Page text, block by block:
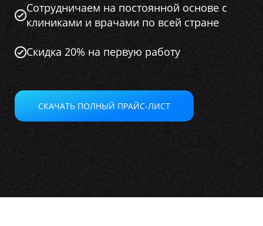
Сотрудничаем на постоянной основе с
клиниками и врачами по всей стране
Скидка 20% на первую работу
СКАЧАТЬ ПОЛНЫЙ ПРАЙС-ЛИСТ